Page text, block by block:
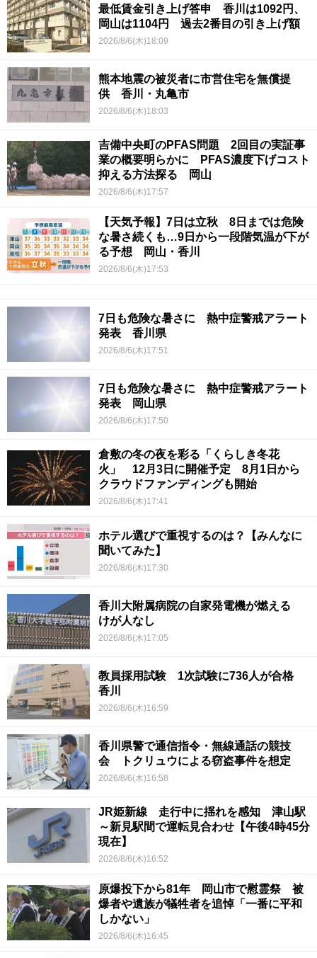
最低賃金引き上げ答申 香川は1092円、
岡山は1104円 過去2番目の引き上げ額
2026/8/6(木)18:09
熊本地震の被災者に市営住宅を無償提
供 香川・丸亀市
2026/8/6(木)18:03
吉備中央町のPFAS問題 2回目の実証事
業の概要明らかに PFAS濃度下げコスト
抑える方法探る 岡山
2026/8/6(木)17:57
【天気予報】7日は立秋 8日までは危険
な暑さ続くも…9日から一段階気温が下が
る予想 岡山・香川
2026/8/6(木)17:53
7日も危険な暑さに 熱中症警戒アラート
発表 香川県
2026/8/6(木)17:51
7日も危険な暑さに 熱中症警戒アラート
発表 岡山県
2026/8/6(木)17:50
倉敷の冬の夜を彩る「くらしき冬花
火」 12月3日に開催予定 8月1日から
クラウドファンディングも開始
2026/8/6(木)17:41
ホテル選びで重視するのは？【みんなに
聞いてみた】
2026/8/6(木)17:30
香川大附属病院の自家発電機が燃える
けが人なし
2026/8/6(木)17:05
教員採用試験 1次試験に736人が合格
香川
2026/8/6(木)16:59
香川県警で通信指令・無線通話の競技
会 トクリュウによる窃盗事件を想定
2026/8/6(木)16:58
JR姫新線 走行中に揺れを感知 津山駅
～新見駅間で運転見合わせ【午後4時45分
現在】
2026/8/6(木)16:52
原爆投下から81年 岡山市で慰霊祭 被
爆者や遺族が犠牲者を追悼「一番に平和
しかない」
2026/8/6(木)16:45